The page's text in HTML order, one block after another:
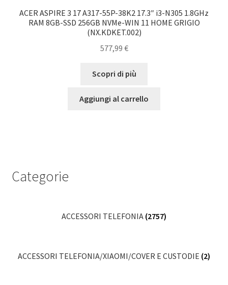
ACER ASPIRE 3 17 A317-55P-38K2 17.3″ i3-N305 1.8GHz
RAM 8GB-SSD 256GB NVMe-WIN 11 HOME GRIGIO
(NX.KDKET.002)
577,99 €
Scopri di più
Aggiungi al carrello
Categorie
ACCESSORI TELEFONIA (2757)
ACCESSORI TELEFONIA/XIAOMI/COVER E CUSTODIE (2)